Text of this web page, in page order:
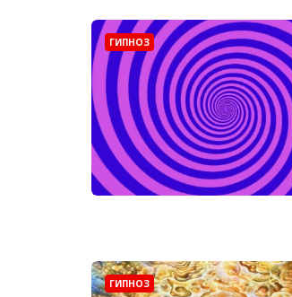
ГИПНОЗ
ГИПНОЗ